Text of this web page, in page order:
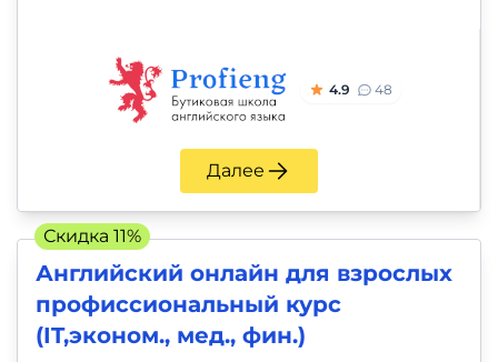
4.9 48
Далее
Английский онлайн для взрослых
профиссиональный курс
(IT,эконом., мед., фин.)
Скидка 11%